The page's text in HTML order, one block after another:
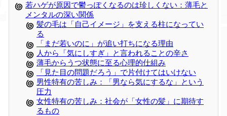
若ハゲが原因で鬱っぽくなるのは珍しくない：薄毛と
メンタルの深い関係
髪の毛は「自己イメージ」を支える柱になってい
る
「まだ若いのに」が追い打ちになる理由
人から「気にしすぎ」と言われることの辛さ
薄毛からうつ状態に至る心理的仕組み
「見た目の問題だろう」で片付けてはいけない
男性特有の苦しみ：「男なら気にするな」という
圧力
女性特有の苦しみ：社会が「女性の髪」に期待す
るもの